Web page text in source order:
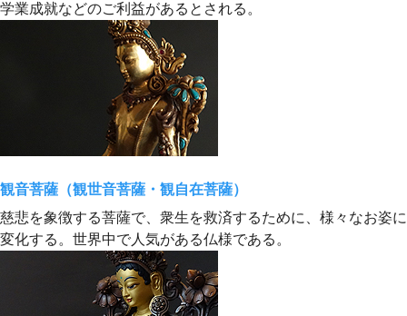
学業成就などのご利益があるとされる。
観音菩薩（観世音菩薩・観自在菩薩）
慈悲を象徴する菩薩で、衆生を救済するために、様々なお姿に
変化する。世界中で人気がある仏様である。